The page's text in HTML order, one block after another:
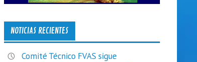
NOTICIAS RECIENTES
Comité Técnico FVAS sigue